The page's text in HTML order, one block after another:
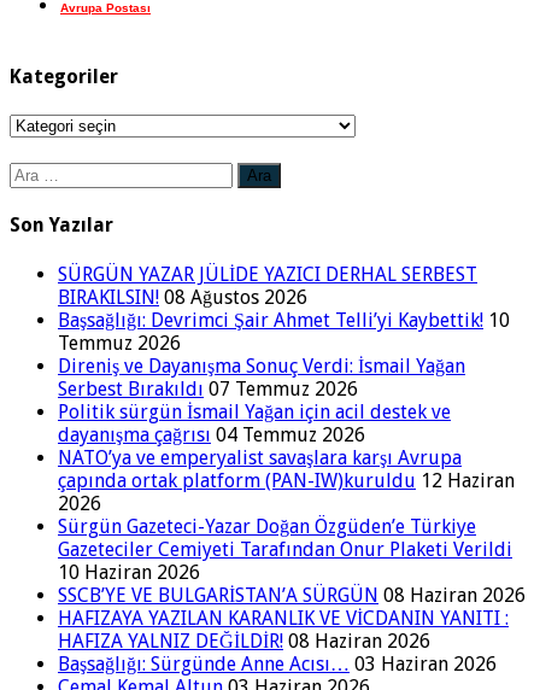
Avrupa Postası
Kategoriler
Kategoriler
Arama:
Son Yazılar
SÜRGÜN YAZAR JÜLİDE YAZICI DERHAL SERBEST
BIRAKILSIN! 08 Ağustos 2026
Başsağlığı: Devrimci Şair Ahmet Telli’yi Kaybettik! 10
Temmuz 2026
Direniş ve Dayanışma Sonuç Verdi: İsmail Yağan
Serbest Bırakıldı 07 Temmuz 2026
Politik sürgün İsmail Yağan için acil destek ve
dayanışma çağrısı 04 Temmuz 2026
NATO’ya ve emperyalist savaşlara karşı Avrupa
çapında ortak platform (PAN-IW)kuruldu 12 Haziran
2026
Sürgün Gazeteci-Yazar Doğan Özgüden’e Türkiye
Gazeteciler Cemiyeti Tarafından Onur Plaketi Verildi
10 Haziran 2026
SSCB’YE VE BULGARİSTAN’A SÜRGÜN 08 Haziran 2026
HAFIZAYA YAZILAN KARANLIK VE VİCDANIN YANITI :
HAFIZA YALNIZ DEĞİLDİR! 08 Haziran 2026
Başsağlığı: Sürgünde Anne Acısı… 03 Haziran 2026